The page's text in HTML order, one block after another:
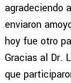
agradeciendo
enviaron
hoy fue otro
Gracias al Dr.
que